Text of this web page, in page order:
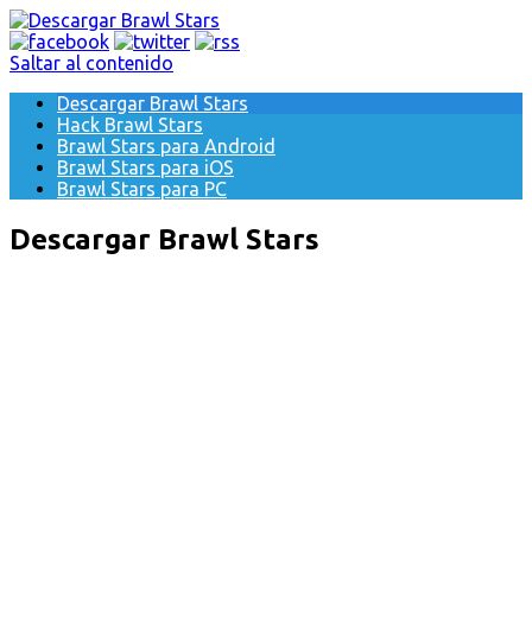
Saltar al contenido
Descargar Brawl Stars
Hack Brawl Stars
Brawl Stars para Android
Brawl Stars para iOS
Brawl Stars para PC
Descargar Brawl Stars